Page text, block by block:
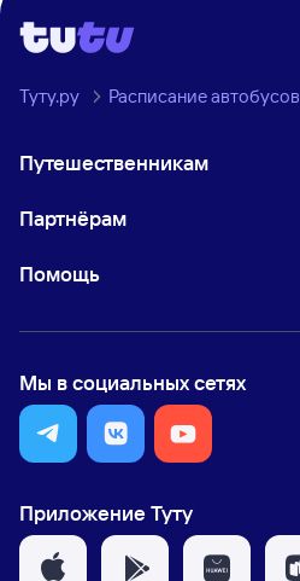
Туту.ру Расписание автобусов
Путешественникам
Партнёрам
Помощь
Мы в социальных сетях
Приложение Туту